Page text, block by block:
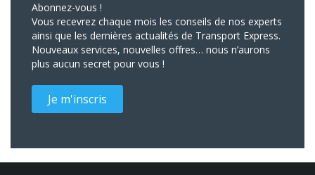
Abonnez-vous !
Vous recevrez chaque mois les conseils de nos experts
ainsi que les dernières actualités de Transport Express.
Nouveaux services, nouvelles offres… nous n’aurons
plus aucun secret pour vous !
Je m'inscris